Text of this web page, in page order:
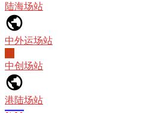
陆海场站
中外运场站
中
中创场站
港陆场站